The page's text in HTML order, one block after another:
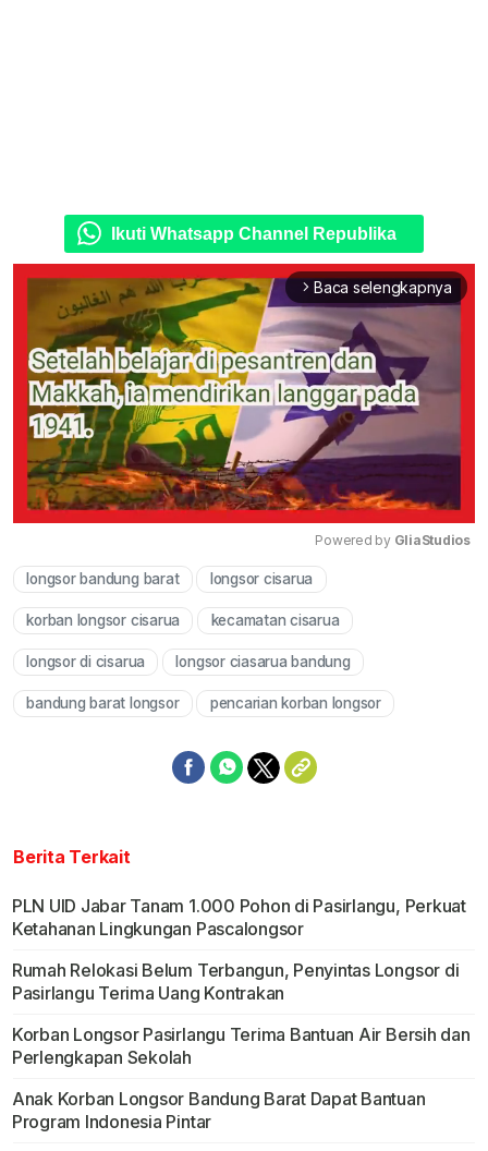
Ikuti Whatsapp Channel Republika
arrow_forward_ios Baca selengkapnya
Powered by GliaStudios
longsor bandung barat longsor cisarua
korban longsor cisarua kecamatan cisarua
longsor di cisarua longsor ciasarua bandung
bandung barat longsor pencarian korban longsor
Berita Terkait
PLN UID Jabar Tanam 1.000 Pohon di Pasirlangu, Perkuat
Ketahanan Lingkungan Pascalongsor
Rumah Relokasi Belum Terbangun, Penyintas Longsor di
Pasirlangu Terima Uang Kontrakan
Korban Longsor Pasirlangu Terima Bantuan Air Bersih dan
Perlengkapan Sekolah
Anak Korban Longsor Bandung Barat Dapat Bantuan
Program Indonesia Pintar